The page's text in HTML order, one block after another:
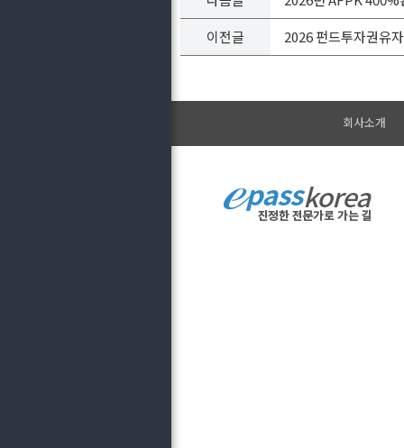
이전글
2026 펀드투자권유
회사소개